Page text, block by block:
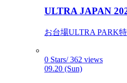
ULTRA JAPAN
お台場ULTRA PARK
0 Stars/ 362 views
09.20 (Sun)